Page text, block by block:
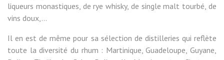
liqueurs monastiques, de rye whisky, de single malt tourbé, de
vins doux,…
Il en est de même pour sa sélection de distilleries qui reflète
toute la diversité du rhum : Martinique, Guadeloupe, Guyane,